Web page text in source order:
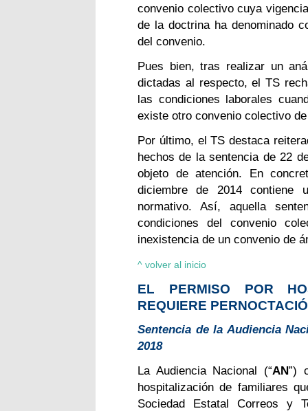
convenio colectivo cuya
de la doctrina ha denominado
del convenio.
Pues bien, tras realizar un
dictadas al respecto, el TS
las condiciones laborales
existe otro convenio colectivo
Por último, el TS destaca
hechos de la sentencia de 22
objeto de atención. En
diciembre de 2014 contiene
normativo. Así, aquella
condiciones del convenio
inexistencia de un convenio de
^ volver al inicio
EL PERMISO POR
REQUIERE
Sentencia de la Audiencia
2018
La Audiencia Nacional (“AN”)
hospitalización de familiares
Sociedad Estatal Correos y